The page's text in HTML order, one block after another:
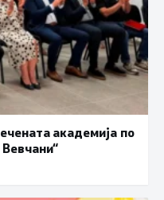
академија по